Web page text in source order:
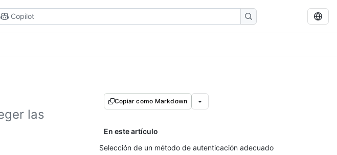
Copilot
las
Copiar como Markdown
En este artículo
Selección de un método de autenticación adecuado